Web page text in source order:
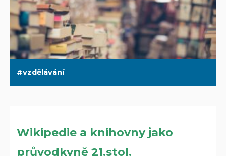
vzdělávání
Wikipedie a knihovny jako
průvodkyně 21.stol.